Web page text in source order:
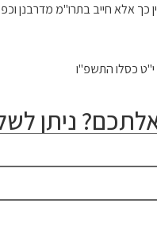
כך אלא חייב בתרו"מ
ניתן